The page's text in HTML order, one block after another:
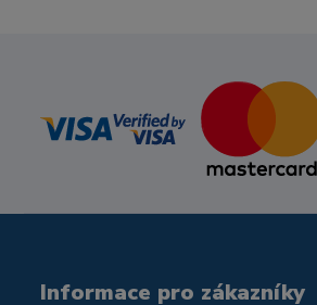
Informace pro zákazníky